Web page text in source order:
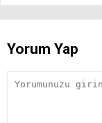
Yorum Yap